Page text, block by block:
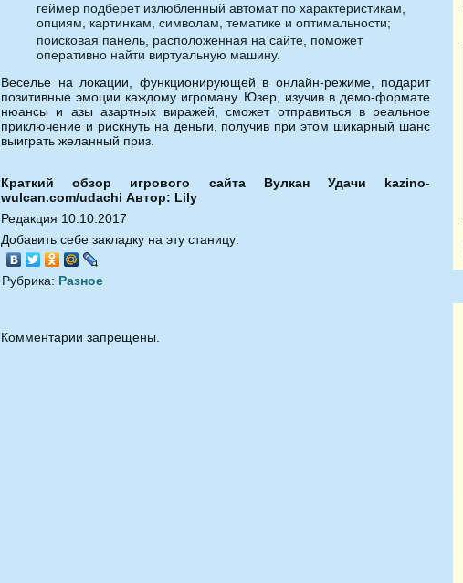
геймер подберет излюбленный автомат по характеристикам,
опциям, картинкам, символам, тематике и оптимальности;
поисковая панель, расположенная на сайте, поможет
оперативно найти виртуальную машину.
Веселье на локации, функционирующей в онлайн-режиме, подарит
позитивные эмоции каждому игроману. Юзер, изучив в демо-формате
нюансы и азы азартных виражей, сможет отправиться в реальное
приключение и рискнуть на деньги, получив при этом шикарный шанс
выиграть желанный приз.
Краткий обзор игрового сайта Вулкан Удачи kazino-
wulcan.com/udachi Автор: Lily
Редакция 10.10.2017
Добавить себе закладку на эту станицу:
Рубрика: Разное
Комментарии запрещены.